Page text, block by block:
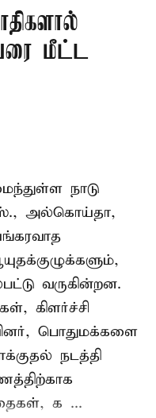
மீட்ட
நாடு
அல்கொய்தா,
வருகின்றன.
கிளர்ச்சி
பொதுமக்களை
நடத்தி
க ...